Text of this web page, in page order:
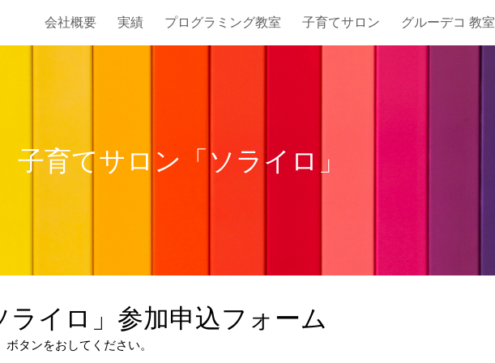
to main content Skip to navigation
会社概要 実績 プログラミング教室 子育てサロン グルーデコ 教室
子育てサロン「ソライロ」